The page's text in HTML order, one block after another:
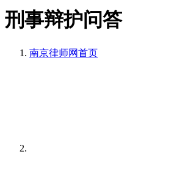
刑事辩护问答
南京律师网首页